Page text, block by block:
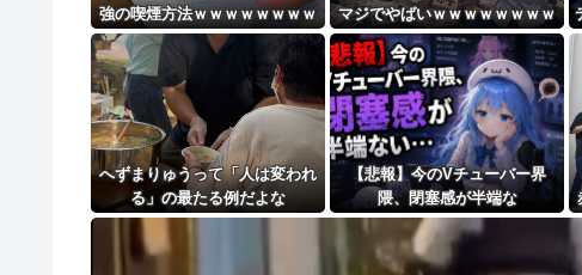
更新中止のお知らせ
海外「おめでとうタキ！」リヴァプール南野がバース
強の喫煙方法ｗｗｗｗｗｗｗｗ
ｗｗｗｗｗ
マジでやばいｗｗｗｗｗｗｗｗ
ｗｗｗｗｗｗ
へずまりゅうって「人は変われ
る」の最たる例だよな
【悲報】今のVチューバー界
隈、閉塞感が半端な
い・・・・・